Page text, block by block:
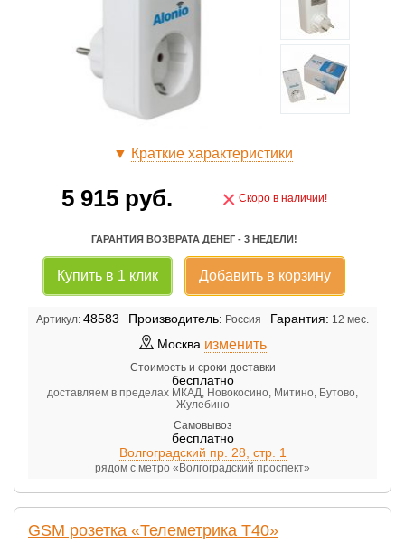
▼ Краткие характеристики
5 915 руб. × Скоро в наличии!
ГАРАНТИЯ ВОЗВРАТА ДЕНЕГ - 3 НЕДЕЛИ!
Купить в 1 клик Добавить в корзину
Артикул: 48583 Производитель: Россия Гарантия: 12 мес.
Москва изменить
Стоимость и сроки доставки
бесплатно
доставляем в пределах МКАД, Новокосино, Митино, Бутово,
Жулебино
Самовывоз
бесплатно
Волгоградский пр. 28, стр. 1
рядом с метро «Волгоградский проспект»
GSM розетка «Телеметрика Т40»